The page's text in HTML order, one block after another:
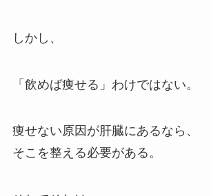
しかし、
「飲めば痩せる」わけではない。
痩せない原因が肝臓にあるなら、
そこを整える必要がある。